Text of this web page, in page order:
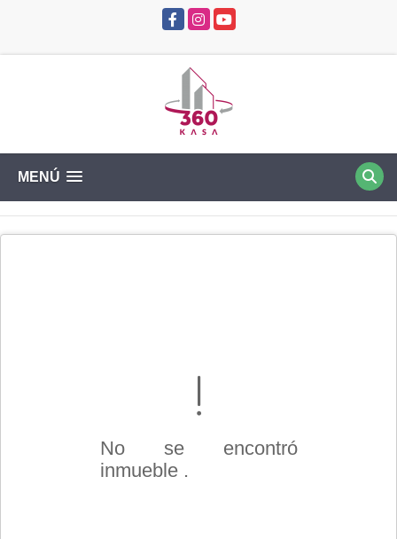
Facebook
InstagramYouTube
MENÚ
No se encontró
inmueble .